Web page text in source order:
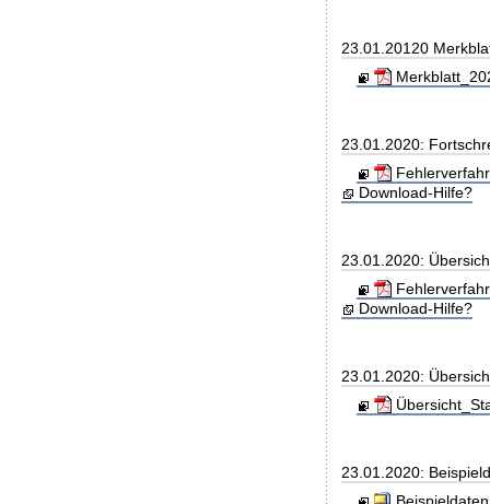
23.01.20120
23.01.2020:
Download-Hilfe?
23.01.2020:
Download-Hilfe?
23.01.2020:
23.01.2020: